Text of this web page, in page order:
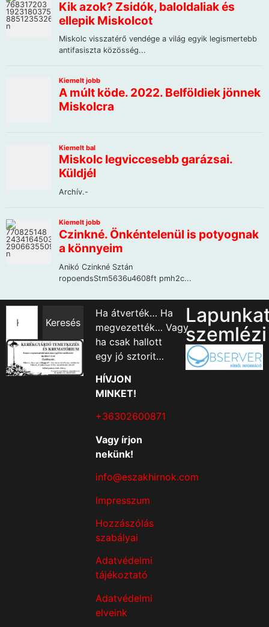
Keresés
Ha átverték… Ha
megvezették… Vagy
ha csak hallott
egy jó sztorit…
HÍVJON
MINKET!
+36302600871
Vagy írjon
nekünk!
info@eszakhirnok.com
Impresszum
Hozzászólás
szabályai
Adatvédelmi
tájékoztató
Adatvédelmi
elveink
szemlézi